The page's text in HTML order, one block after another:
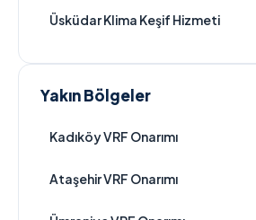
Üsküdar Klima Keşif Hizmeti
Yakın Bölgeler
Kadıköy VRF Onarımı
Ataşehir VRF Onarımı